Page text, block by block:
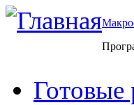
Готовые